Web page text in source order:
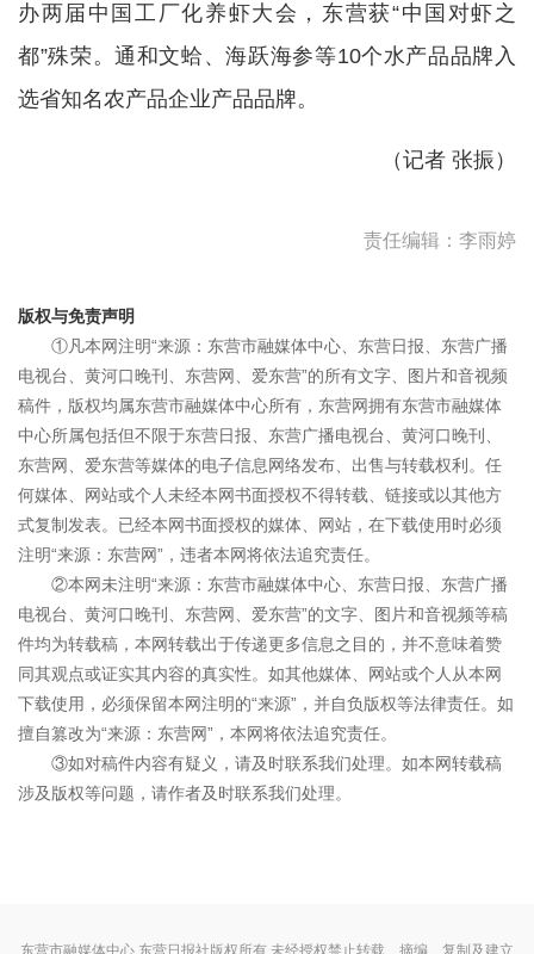
办两届中国工厂化养虾大会，东营获“中国对虾之
都”殊荣。通和文蛤、海跃海参等10个水产品品牌入
选省知名农产品企业产品品牌。
（记者 张振）
责任编辑：李雨婷
版权与免责声明
①凡本网注明“来源：东营市融媒体中心、东营日报、东营广播
电视台、黄河口晚刊、东营网、爱东营”的所有文字、图片和音视频
稿件，版权均属东营市融媒体中心所有，东营网拥有东营市融媒体
中心所属包括但不限于东营日报、东营广播电视台、黄河口晚刊、
东营网、爱东营等媒体的电子信息网络发布、出售与转载权利。任
何媒体、网站或个人未经本网书面授权不得转载、链接或以其他方
式复制发表。已经本网书面授权的媒体、网站，在下载使用时必须
注明“来源：东营网”，违者本网将依法追究责任。
②本网未注明“来源：东营市融媒体中心、东营日报、东营广播
电视台、黄河口晚刊、东营网、爱东营”的文字、图片和音视频等稿
件均为转载稿，本网转载出于传递更多信息之目的，并不意味着赞
同其观点或证实其内容的真实性。如其他媒体、网站或个人从本网
下载使用，必须保留本网注明的“来源”，并自负版权等法律责任。如
擅自篡改为“来源：东营网”，本网将依法追究责任。
③如对稿件内容有疑义，请及时联系我们处理。如本网转载稿
涉及版权等问题，请作者及时联系我们处理。